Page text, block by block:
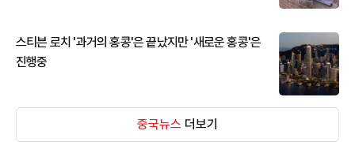
스티븐 로치 '과거의 홍콩'은 끝났지만 '새로운 홍콩'은
진행중
중국뉴스 더보기